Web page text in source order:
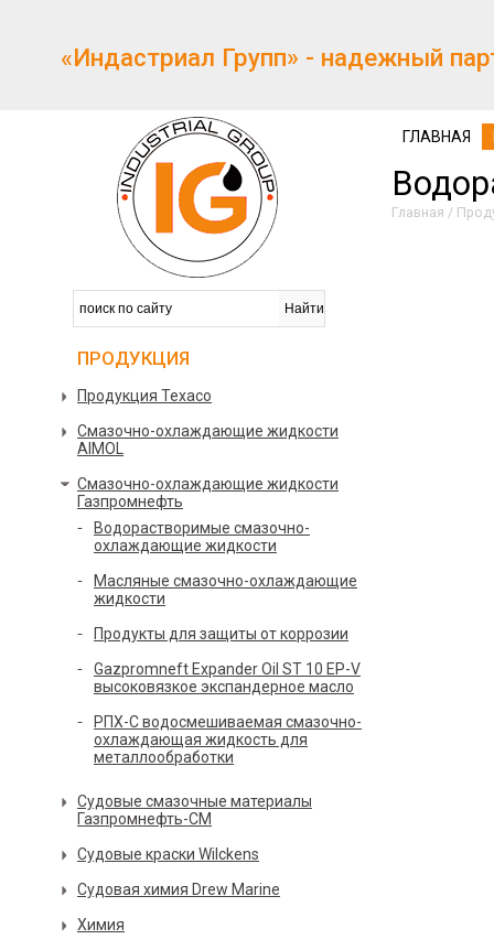
«Индастриал Групп» - надежный
ГЛАВНАЯ
Главная /
ПРОДУКЦИЯ
Продукция Texaco
Смазочно-охлаждающие жидкости
AIMOL
Смазочно-охлаждающие жидкости
Газпромнефть
Водорастворимые смазочно-
охлаждающие жидкости
Масляные смазочно-охлаждающие
жидкости
Продукты для защиты от коррозии
Gazpromneft Expander Oil ST 10 EP-V
высоковязкое экспандерное масло
РПХ-С водосмешиваемая смазочно-
охлаждающая жидкость для
металлообработки
Судовые смазочные материалы
Газпромнефть-СМ
Судовые краски Wilckens
Судовая химия Drew Marine
Химия